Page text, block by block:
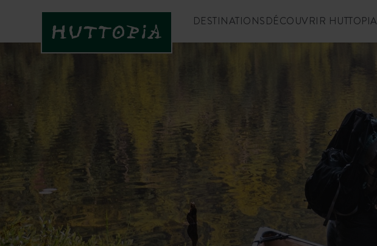
DESTINATIONSDÉCOUVRIR HUTTOPIA